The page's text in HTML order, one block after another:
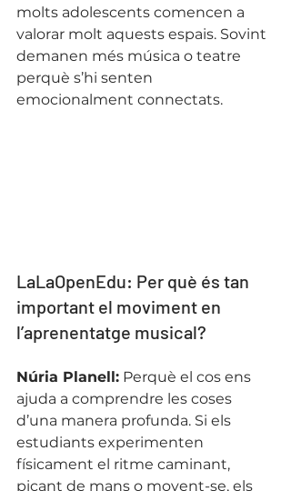
molts adolescents comencen a
valorar molt aquests espais. Sovint
demanen més música o teatre
perquè s’hi senten
emocionalment connectats.
LaLaOpenEdu: Per què és tan
important el moviment en
l’aprenentatge musical?
Núria Planell: Perquè el cos ens
ajuda a comprendre les coses
d’una manera profunda. Si els
estudiants experimenten
físicament el ritme caminant,
picant de mans o movent-se, els